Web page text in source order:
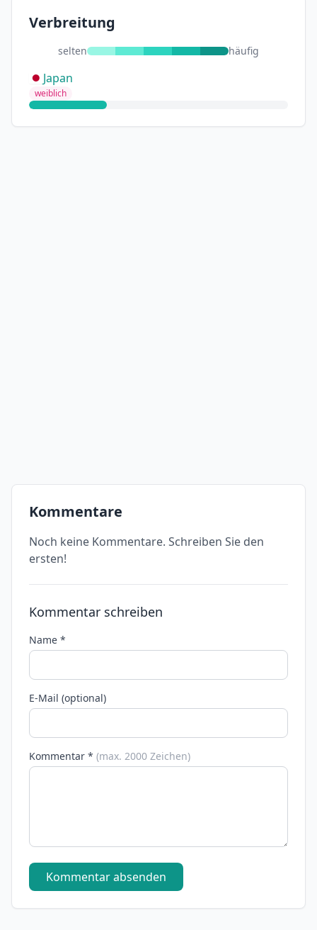
Verbreitung
selten häufig
Japan
weiblich
Kommentare
Noch keine Kommentare. Schreiben Sie den
ersten!
Kommentar schreiben
Name *
E-Mail (optional)
Kommentar * (max. 2000 Zeichen)
Kommentar absenden